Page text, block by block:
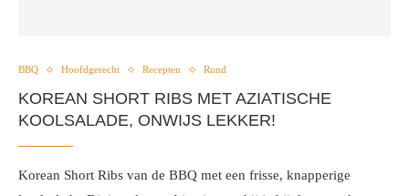
BBQ Hoofdgerecht Recepten Rund
KOREAN SHORT RIBS MET AZIATISCHE
KOOLSALADE, ONWIJS LEKKER!
Korean Short Ribs van de BBQ met een frisse, knapperige